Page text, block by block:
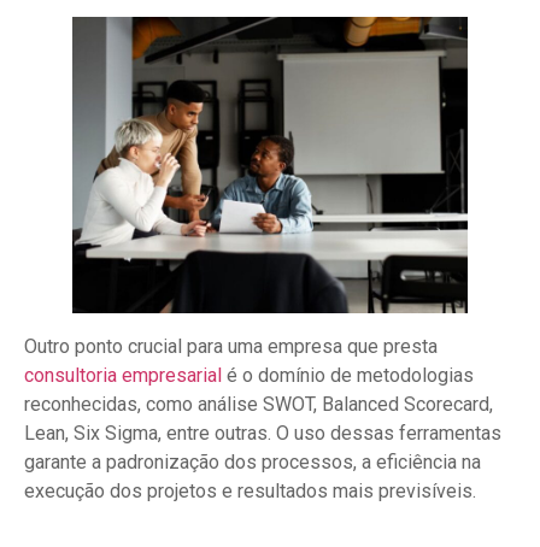
Outro ponto crucial para uma empresa que presta
consultoria empresarial é o domínio de metodologias
reconhecidas, como análise SWOT, Balanced Scorecard,
Lean, Six Sigma, entre outras. O uso dessas ferramentas
garante a padronização dos processos, a eficiência na
execução dos projetos e resultados mais previsíveis.